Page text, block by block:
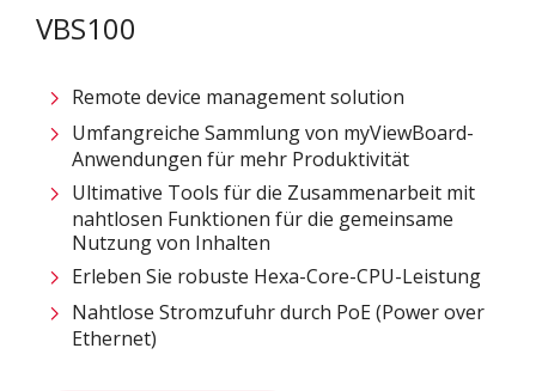
VBS100
Remote device management solution
Umfangreiche Sammlung von myViewBoard-
Anwendungen für mehr Produktivität​
Ultimative Tools für die Zusammenarbeit mit
nahtlosen Funktionen für die gemeinsame
Nutzung von Inhalten​
Erleben Sie robuste Hexa-Core-CPU-Leistung ​
Nahtlose Stromzufuhr durch PoE (Power over
Ethernet)